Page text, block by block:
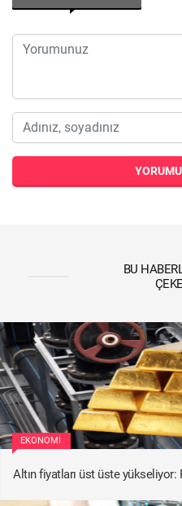
BU
EKONOMI
Altın fiyatları üst üste yükseliyor: